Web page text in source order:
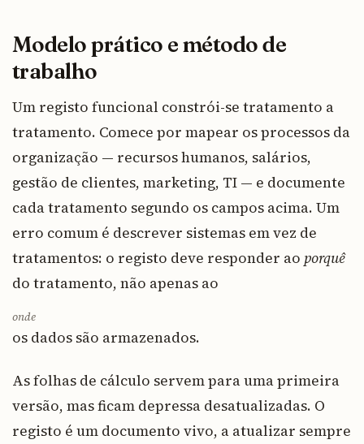
Modelo prático e método de
trabalho
Um registo funcional constrói-se tratamento a
tratamento. Comece por mapear os processos da
organização — recursos humanos, salários,
gestão de clientes, marketing, TI — e documente
cada tratamento segundo os campos acima. Um
erro comum é descrever sistemas em vez de
tratamentos: o registo deve responder ao porquê
do tratamento, não apenas ao
onde
os dados são armazenados.
As folhas de cálculo servem para uma primeira
versão, mas ficam depressa desatualizadas. O
registo é um documento vivo, a atualizar sempre